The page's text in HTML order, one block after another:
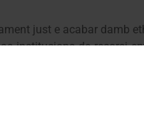
just e acabar damb
institucions de recorsi